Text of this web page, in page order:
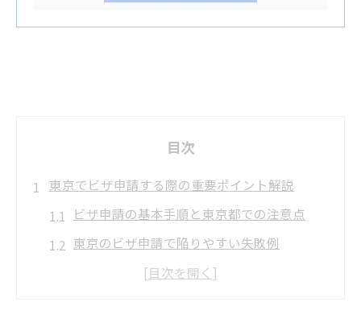
目次
東京でビザ申請する際の重要ポイント解説
ビザ申請の基本手順と東京都での注意点
東京のビザ申請で陥りやすい失敗例
ビザ申請時に押さえておきたい必要書類一